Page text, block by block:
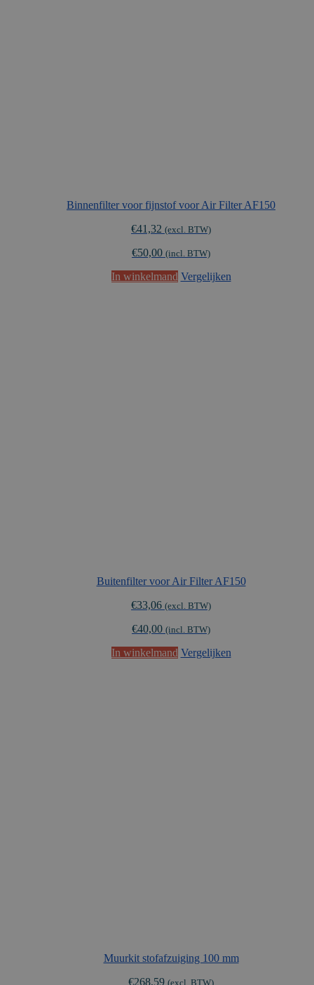
Binnenfilter voor fijnstof voor Air Filter AF150
€41,32 (excl. BTW)
€50,00 (incl. BTW)
In winkelmand Vergelijken
Buitenfilter voor Air Filter AF150
€33,06 (excl. BTW)
€40,00 (incl. BTW)
In winkelmand Vergelijken
Muurkit stofafzuiging 100 mm
€268,59 (excl. BTW)